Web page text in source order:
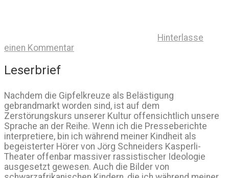
Hinterlasse
einen Kommentar
Leserbrief
Nachdem die Gipfelkreuze als Belästigung
gebrandmarkt worden sind, ist auf dem
Zerstörungskurs unserer Kultur offensichtlich unsere
Sprache an der Reihe. Wenn ich die Presseberichte
interpretiere, bin ich während meiner Kindheit als
begeisterter Hörer von Jörg Schneiders Kasperli-
Theater offenbar massiver rassistischer Ideologie
ausgesetzt gewesen. Auch die Bilder von